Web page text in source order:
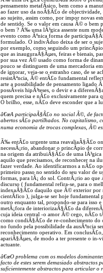
pensamento metafÃ­sico, bem como a
ao fazer uso da noÃ§Ã£o de
ao sujeito, assim como, por impor novas
de sentido. Se o valor em causa Ã© o bem
o bem ? Ã‰ uma lÃ³gica assente num
evento como Ãºnica forma de
formulado. O indivÃ­duo deixa de ser o
por exemplo, como seguindo um
que as inauguraÃ§Ãµes, feiras e bienais,
por sua vez Ã© usado como forma de
pouco se distinguem de uma mercadoria
de ignorar, veja-se o estranho caso, de se
resistÃªncia, Ã© entÃ£o fundamental
arte a possibilidade de pensamento ligado
possÃ­veis hipÃ³teses, o devir e a
quem precisa e nÃ£o exclusivamente para
O brilho, esse, nÃ£o deve esconder que a
â€œA participaÃ§Ã£o no social Ã©, de
abertos sÃ£o partilhados. No capitalismo,
numa economia de trocas complexas, Ã©
Ã‰ entÃ£o urgente uma reavaliaÃ§Ã£o
necessÃ¡rio, abandonar o princÃ­pio de
na origem da atribuiÃ§Ã£o de uma
aquilo que precisamos, de reconhecer na
fazer verdade. Ao identificarmos a nÃ£o
primeiro passo no sentido do seu valor de
formas, para lÃ¡ do sol. ContrÃ¡rio ao que
discurso ( fundamental refira-se, para o
indexaÃ§Ã£o daquilo que Ã© exterior por
cientÃ­fico ), julga-se ser hoje fundamental
outro enquanto tal, propondo-se para isso
metÃ¡fora de interiorizaÃ§Ã£o da
cuja ideia central -o amor Ã© cego, nÃ£o
como condiÃ§Ã£o de re-conhecimento do
no fundo pela possibilidade da ausÃªncia
reconhecimento operativo. Em
apariÃ§Ãµes, de modo a ter presente o in-
actuante.
â€œO problema com os modelos
facto de estes serem demasiado
suficientemente abstractos para articular o